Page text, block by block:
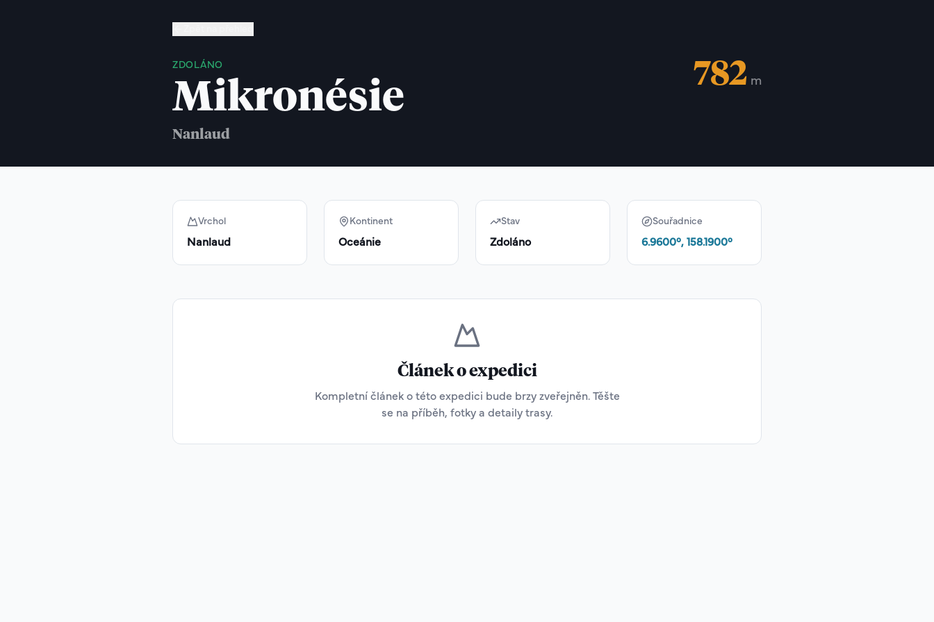
ZDOLÁNO
Mikronésie
Nanlaud
782 m
Vrchol
Nanlaud
Kontinent
Oceánie
Stav
Zdoláno
Souřadnice
6.9600°, 158.1900°
Článek o expedici
Kompletní článek o této expedici bude brzy zveřejněn. Těšte
se na příběh, fotky a detaily trasy.